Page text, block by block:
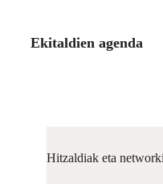
Ekitaldien agenda
Hitzaldiak eta